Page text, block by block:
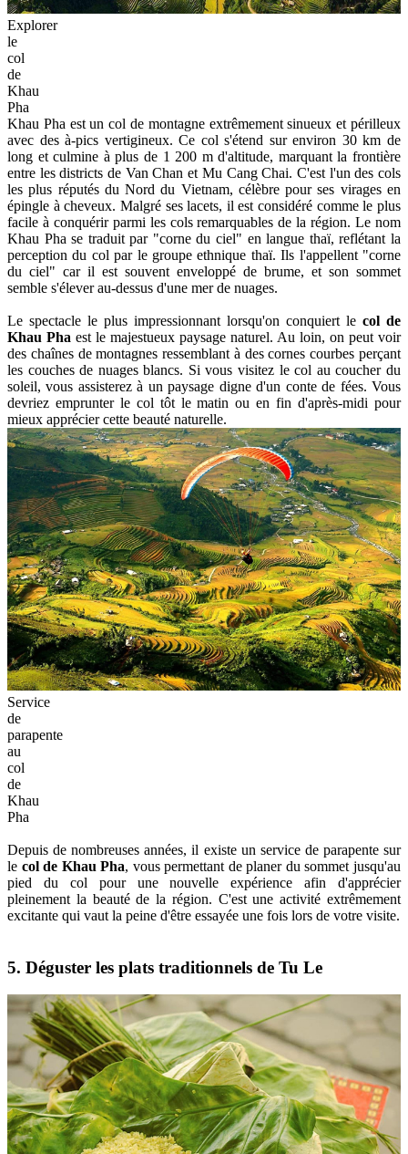
Explorer
le
col
de
Khau
Pha
Khau Pha est un col de montagne extrêmement sinueux et périlleux
avec des à-pics vertigineux. Ce col s'étend sur environ 30 km de
long et culmine à plus de 1 200 m d'altitude, marquant la frontière
entre les districts de Van Chan et Mu Cang Chai. C'est l'un des cols
les plus réputés du Nord du Vietnam, célèbre pour ses virages en
épingle à cheveux. Malgré ses lacets, il est considéré comme le plus
facile à conquérir parmi les cols remarquables de la région. Le nom
Khau Pha se traduit par "corne du ciel" en langue thaï, reflétant la
perception du col par le groupe ethnique thaï. Ils l'appellent "corne
du ciel" car il est souvent enveloppé de brume, et son sommet
semble s'élever au-dessus d'une mer de nuages.
Le spectacle le plus impressionnant lorsqu'on conquiert le col de
Khau Pha est le majestueux paysage naturel. Au loin, on peut voir
des chaînes de montagnes ressemblant à des cornes courbes perçant
les couches de nuages blancs. Si vous visitez le col au coucher du
soleil, vous assisterez à un paysage digne d'un conte de fées. Vous
devriez emprunter le col tôt le matin ou en fin d'après-midi pour
mieux apprécier cette beauté naturelle.
Service
de
parapente
au
col
de
Khau
Pha
Depuis de nombreuses années, il existe un service de parapente sur
le col de Khau Pha, vous permettant de planer du sommet jusqu'au
pied du col pour une nouvelle expérience afin d'apprécier
pleinement la beauté de la région. C'est une activité extrêmement
excitante qui vaut la peine d'être essayée une fois lors de votre visite.
5. Déguster les plats traditionnels de Tu Le